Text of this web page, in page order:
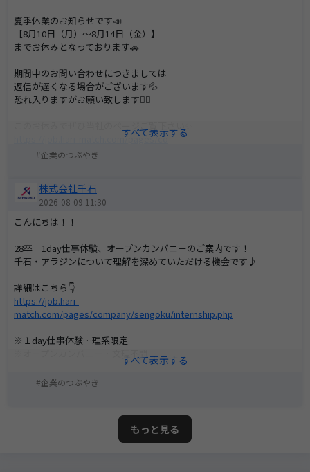
夏季休業のお知らせです📣
【8月10日（月）～8月14日（金）】
までお休みとなっております🚗
期間中のお問い合わせにつきましては
返信が遅くなる場合がございます💦
恐れ入りますがお願い致します🙇‍♂️
このお休みでぜひ当社のページご覧下さい✨
https://job.hari-match.com/pages/co
mpany/neo-car/internship.php
企業のつぶやき
株式会社千石
2026-08-09 11:30
こんにちは！！
28卒 1day仕事体験、オープンカンパニーのご案内です！
千石・アラジンについて理解を深めていただける機会です♪
詳細はこちら👇
https://job.hari-
match.com/pages/company/sengoku/internship.php
※１day仕事体験…理系限定
皆さまのご応募をお待ちしております☆
企業のつぶやき
もっと見る